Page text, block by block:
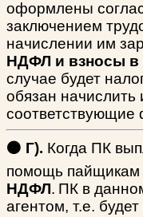
оформлены
заключением
начислении им
НДФЛ и взносы
случае будет
обязан начислить
🟠 Г). Когда ПК
помощь пайщикам
НДФЛ. ПК в
агентом, т.е.